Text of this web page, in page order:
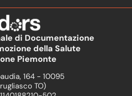
di Documentazione
della Salute
Piemonte
164 - 10095
TO)